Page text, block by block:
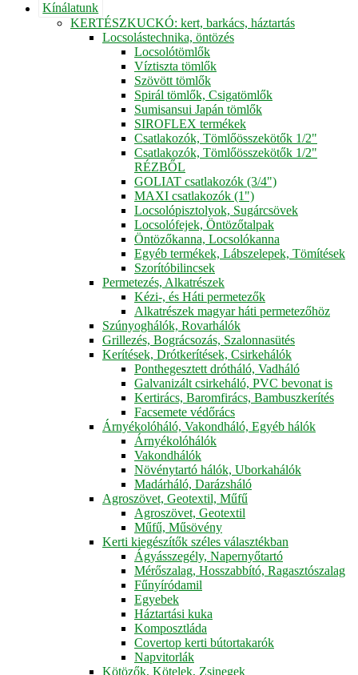
Kínálatunk
KERTÉSZKUCKÓ: kert, barkács, háztartás
Locsolástechnika, öntözés
Locsolótömlők
Víztiszta tömlők
Szövött tömlők
Spirál tömlők, Csigatömlők
Sumisansui Japán tömlők
SIROFLEX termékek
Csatlakozók, Tömlőösszekötők 1/2"
Csatlakozók, Tömlőösszekötők 1/2"
RÉZBŐL
GOLIAT csatlakozók (3/4")
MAXI csatlakozók (1")
Locsolópisztolyok, Sugárcsövek
Locsolófejek, Öntözőtalpak
Öntözőkanna, Locsolókanna
Egyéb termékek, Lábszelepek, Tömítések
Szorítóbilincsek
Permetezés, Alkatrészek
Kézi-, és Háti permetezők
Alkatrészek magyar háti permetezőhöz
Szúnyoghálók, Rovarhálók
Grillezés, Bográcsozás, Szalonnasütés
Kerítések, Drótkerítések, Csirkehálók
Ponthegesztett drótháló, Vadháló
Galvanizált csirkeháló, PVC bevonat is
Kertirács, Baromfirács, Bambuszkerítés
Facsemete védőrács
Árnyékolóháló, Vakondháló, Egyéb hálók
Árnyékolóhálók
Vakondhálók
Növénytartó hálók, Uborkahálók
Madárháló, Darázsháló
Agroszövet, Geotextil, Műfű
Agroszövet, Geotextil
Műfű, Műsövény
Kerti kiegészítők széles választékban
Ágyásszegély, Napernyőtartó
Mérőszalag, Hosszabbító, Ragasztószalag
Fűnyíródamil
Egyebek
Háztartási kuka
Komposztláda
Covertop kerti bútortakarók
Napvitorlák
Kötözők, Kötelek, Zsinegek